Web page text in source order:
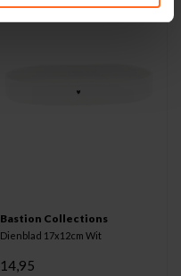
Bastion Collections
Dienblad 17x12cm Wit
14,95